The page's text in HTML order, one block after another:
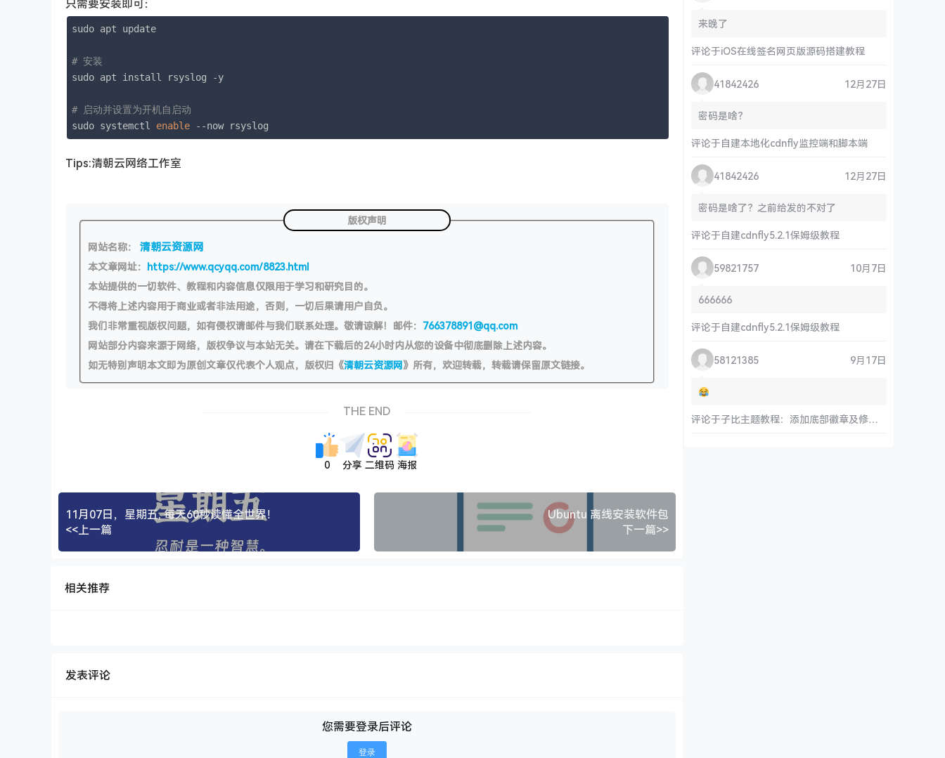
只需要安装即可：
sudo apt update
# 安装
sudo apt install rsyslog -y
# 启动并设置为开机自启动
sudo systemctl enable --now rsyslog
Tips:清朝云网络工作室
版权声明
网站名称： 清朝云资源网
本文章网址： https://www.qcyqq.com/8823.html
本站提供的一切软件、教程和内容信息仅限用于学习和研究目的。
不得将上述内容用于商业或者非法用途，否则，一切后果请用户自负。
我们非常重视版权问题，如有侵权请邮件与我们联系处理。敬请谅解！邮件： 766378891@qq.com
网站部分内容来源于网络，版权争议与本站无关。请在下载后的24小时内从您的设备中彻底删除上述内容。
如无特别声明本文即为原创文章仅代表个人观点，版权归《清朝云资源网》所有，欢迎转载，转载请保留原文链接。
THE END
0 分享 二维码 海报
11月07日，星期五, 每天60秒读懂全世界！
<<上一篇
Ubuntu 离线安装软件包
下一篇>>
相关推荐
发表评论
您需要登录后评论
登录
来晚了
评论于iOS在线签名网页版源码搭建教程
41842426 12月27日
密码是啥？
评论于自建本地化cdnfly监控端和脚本端
41842426 12月27日
密码是啥了？之前给发的不对了
评论于自建cdnfly5.2.1保姆级教程
59821757 10月7日
666666
评论于自建cdnfly5.2.1保姆级教程
58121385 9月17日
评论于子比主题教程：添加底部徽章及修改链接和运行时间